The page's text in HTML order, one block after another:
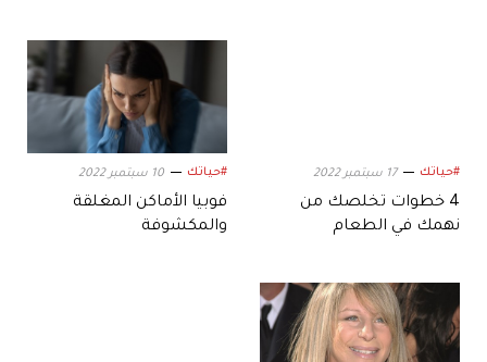
#حياتك 17 سبتمبر 2022
4 خطوات تخلصك من
نهمك في الطعام
#حياتك 10 سبتمبر 2022
فوبيا الأماكن المغلقة
والمكشوفة